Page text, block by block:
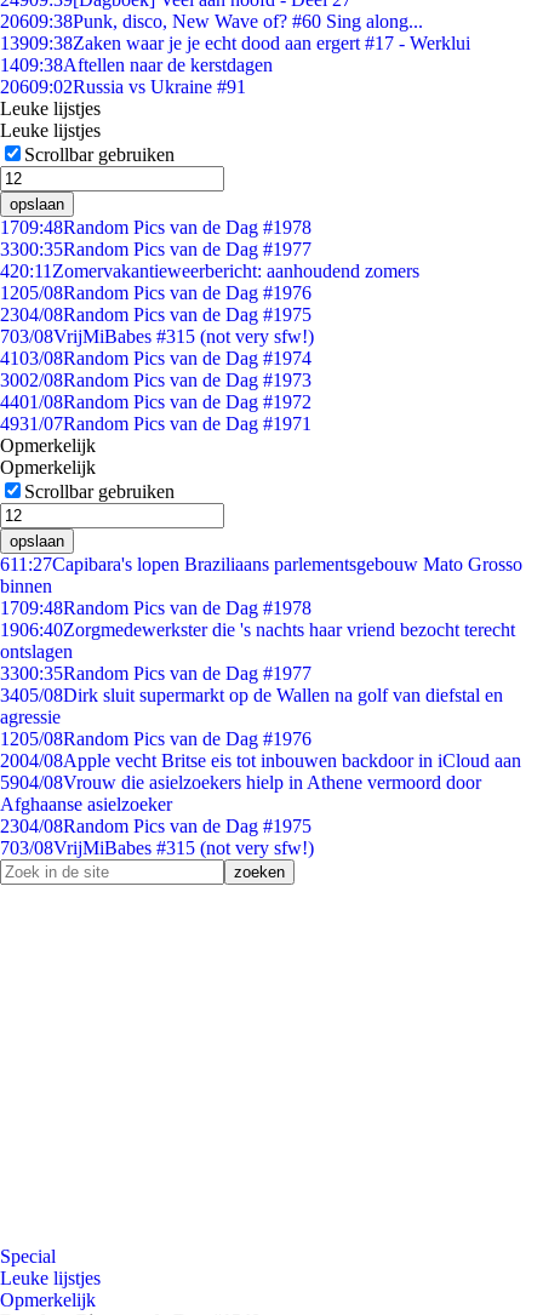
20609:38Punk, disco, New Wave of? #60 Sing along...
13909:38Zaken waar je je echt dood aan ergert #17 - Werklui
1409:38Aftellen naar de kerstdagen
20609:02Russia vs Ukraine #91
Leuke lijstjes
Leuke lijstjes
Scrollbar gebruiken
opslaan
1709:48Random Pics van de Dag #1978
3300:35Random Pics van de Dag #1977
420:11 Zomervakantieweerbericht: aanhoudend zomers
1205/08Random Pics van de Dag #1976
2304/08Random Pics van de Dag #1975
703/08VrijMiBabes #315 (not very sfw!)
4103/08Random Pics van de Dag #1974
3002/08Random Pics van de Dag #1973
4401/08Random Pics van de Dag #1972
4931/07Random Pics van de Dag #1971
Opmerkelijk
Opmerkelijk
Scrollbar gebruiken
opslaan
611:27Capibara's lopen Braziliaans parlementsgebouw Mato Grosso
binnen
1709:48Random Pics van de Dag #1978
1906:40Zorgmedewerkster die 's nachts haar vriend bezocht terecht
ontslagen
3300:35Random Pics van de Dag #1977
3405/08Dirk sluit supermarkt op de Wallen na golf van diefstal en
agressie
1205/08Random Pics van de Dag #1976
2004/08Apple vecht Britse eis tot inbouwen backdoor in iCloud aan
5904/08Vrouw die asielzoekers hielp in Athene vermoord door
Afghaanse asielzoeker
2304/08Random Pics van de Dag #1975
703/08VrijMiBabes #315 (not very sfw!)
Special
Leuke lijstjes
Opmerkelijk